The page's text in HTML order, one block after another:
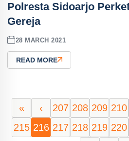
Polresta Sidoarjo
Gereja
28 MARCH 2021
READ MORE
« ‹ 207 208 209 210
215 216 217 218 219 220